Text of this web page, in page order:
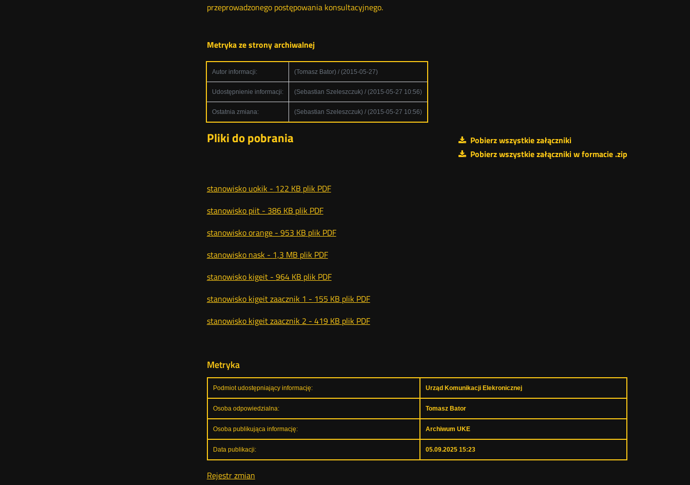
przeprowadzonego postępowania konsultacyjnego.
Metryka ze strony archiwalnej
Autor informacji: (Tomasz Bator) / (2015-05-27)
Udostępnienie informacji: (Sebastian Szeleszczuk) / (2015-05-27 10:56)
Ostatnia zmiana: (Sebastian Szeleszczuk) / (2015-05-27 10:56)
Pliki do pobrania
Pobierz wszystkie załączniki
Pobierz wszystkie załączniki w formacie .zip
stanowisko uokik - 122 KB plik PDF
stanowisko piit - 386 KB plik PDF
stanowisko orange - 953 KB plik PDF
stanowisko nask - 1,3 MB plik PDF
stanowisko kigeit - 964 KB plik PDF
stanowisko kigeit zaacznik 1 - 155 KB plik PDF
stanowisko kigeit zaacznik 2 - 419 KB plik PDF
Metryka
Podmiot udostępniający informację: Urząd Komunikacji Elekronicznej
Osoba odpowiedzialna: Tomasz Bator
Osoba publikująca informację: Archiwum UKE
Data publikacji: 05.09.2025 15:23
Rejestr zmian